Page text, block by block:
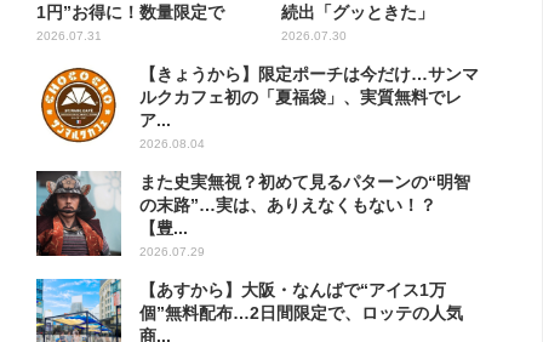
1円”お得に！数量限定で
2026.07.31
続出「グッときた」
2026.07.30
【きょうから】限定ポーチは今だけ…サンマ
ルクカフェ初の「夏福袋」、実質無料でレ
ア...
2026.08.04
また史実無視？初めて見るパターンの“明智
の末路”…実は、ありえなくもない！？
【豊...
2026.07.29
【あすから】大阪・なんばで“アイス1万
個”無料配布…2日間限定で、ロッテの人気
商...